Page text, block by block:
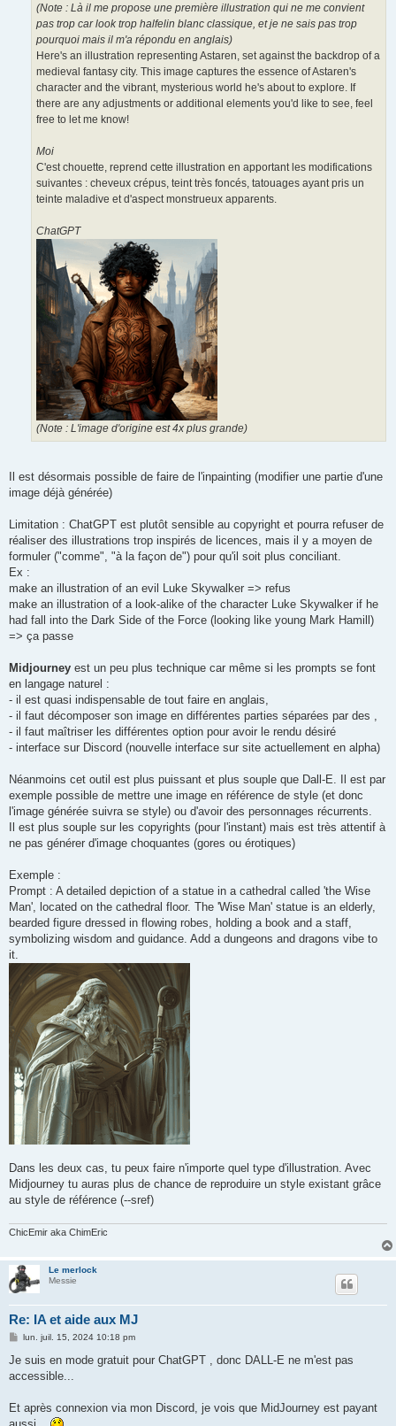
(Note : Là il me propose une première illustration qui ne me convient
pas trop car look trop halfelin blanc classique, et je ne sais pas trop
pourquoi mais il m'a répondu en anglais)
Here's an illustration representing Astaren, set against the backdrop of a
medieval fantasy city. This image captures the essence of Astaren's
character and the vibrant, mysterious world he's about to explore. If
there are any adjustments or additional elements you'd like to see, feel
free to let me know!
Moi
C'est chouette, reprend cette illustration en apportant les modifications
suivantes : cheveux crépus, teint très foncés, tatouages ayant pris un
teinte maladive et d'aspect monstrueux apparents.
ChatGPT
(Note : L'image d'origine est 4x plus grande)
Il est désormais possible de faire de l'inpainting (modifier une partie d'une
image déjà générée)
Limitation : ChatGPT est plutôt sensible au copyright et pourra refuser de
réaliser des illustrations trop inspirés de licences, mais il y a moyen de
formuler ("comme", "à la façon de") pour qu'il soit plus conciliant.
Ex :
make an illustration of an evil Luke Skywalker => refus
make an illustration of a look-alike of the character Luke Skywalker if he
had fall into the Dark Side of the Force (looking like young Mark Hamill)
=> ça passe
Midjourney est un peu plus technique car même si les prompts se font
en langage naturel :
- il est quasi indispensable de tout faire en anglais,
- il faut décomposer son image en différentes parties séparées par des ,
- il faut maîtriser les différentes option pour avoir le rendu désiré
- interface sur Discord (nouvelle interface sur site actuellement en alpha)
Néanmoins cet outil est plus puissant et plus souple que Dall-E. Il est par
exemple possible de mettre une image en référence de style (et donc
l'image générée suivra se style) ou d'avoir des personnages récurrents.
Il est plus souple sur les copyrights (pour l'instant) mais est très attentif à
ne pas générer d'image choquantes (gores ou érotiques)
Exemple :
Prompt : A detailed depiction of a statue in a cathedral called 'the Wise
Man', located on the cathedral floor. The 'Wise Man' statue is an elderly,
bearded figure dressed in flowing robes, holding a book and a staff,
symbolizing wisdom and guidance. Add a dungeons and dragons vibe to
it.
Dans les deux cas, tu peux faire n'importe quel type d'illustration. Avec
Midjourney tu auras plus de chance de reproduire un style existant grâce
au style de référence (--sref)
ChicEmir aka ChimEric
Le merlock
Messie
Re: IA et aide aux MJ
M
s
a
lun. juil. 15, 2024 10:18 pm
Je suis en mode gratuit pour ChatGPT , donc DALL-E ne m'est pas
accessible...
Et après connexion via mon Discord, je vois que MidJourney est payant